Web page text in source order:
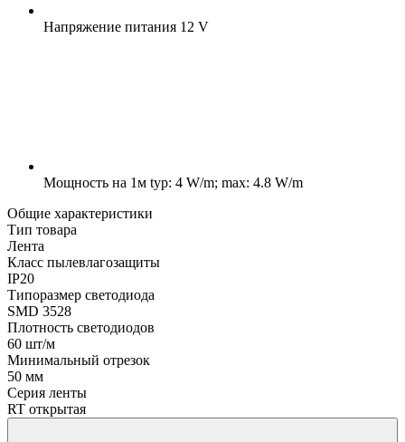
Напряжение питания 12 V
Мощность на 1м typ: 4 W/m; max: 4.8 W/m
Общие характеристики
Тип товара
Лента
Класс пылевлагозащиты
IP20
Типоразмер светодиода
SMD 3528
Плотность светодиодов
60 шт/м
Минимальный отрезок
50 мм
Серия ленты
RT открытая